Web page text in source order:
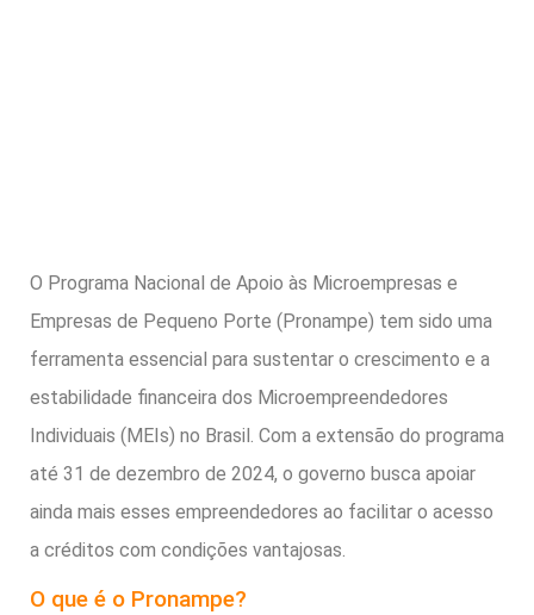
O Programa Nacional de Apoio às Microempresas e
Empresas de Pequeno Porte (Pronampe) tem sido uma
ferramenta essencial para sustentar o crescimento e a
estabilidade financeira dos Microempreendedores
Individuais (MEIs) no Brasil. Com a extensão do programa
até 31 de dezembro de 2024, o governo busca apoiar
ainda mais esses empreendedores ao facilitar o acesso
a créditos com condições vantajosas.
O que é o Pronampe?